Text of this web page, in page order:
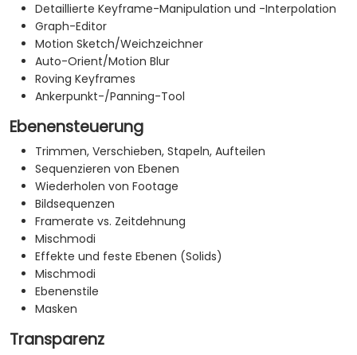
Detaillierte Keyframe-Manipulation und -Interpolation
Graph-Editor
Motion Sketch/Weichzeichner
Auto-Orient/Motion Blur
Roving Keyframes
Ankerpunkt-/Panning-Tool
Ebenensteuerung
Trimmen, Verschieben, Stapeln, Aufteilen
Sequenzieren von Ebenen
Wiederholen von Footage
Bildsequenzen
Framerate vs. Zeitdehnung
Mischmodi
Effekte und feste Ebenen (Solids)
Mischmodi
Ebenenstile
Masken
Transparenz